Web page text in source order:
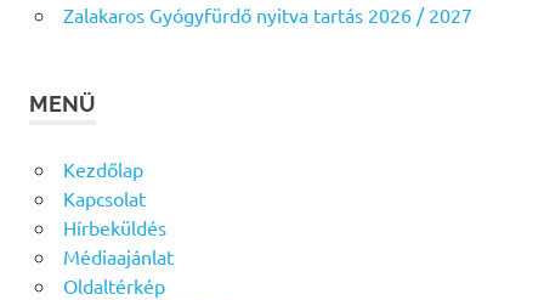
Zalakaros Gyógyfürdő nyitva tartás 2026 / 2027
MENÜ
Kezdőlap
Kapcsolat
Hírbeküldés
Médiaajánlat
Oldaltérkép